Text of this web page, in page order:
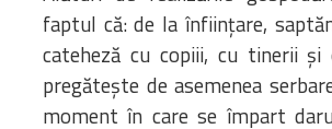
faptul că: de la înființare,
cateheză cu copiii, cu tinerii
pregătește de asemenea
moment în care se împart